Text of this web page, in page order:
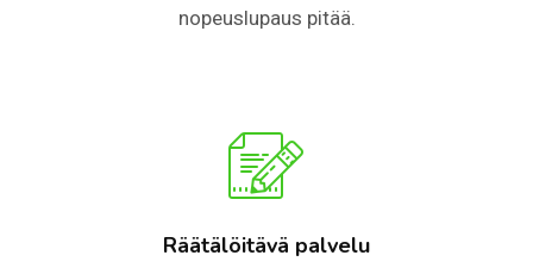
nopeuslupaus pitää.
Räätälöitävä palvelu